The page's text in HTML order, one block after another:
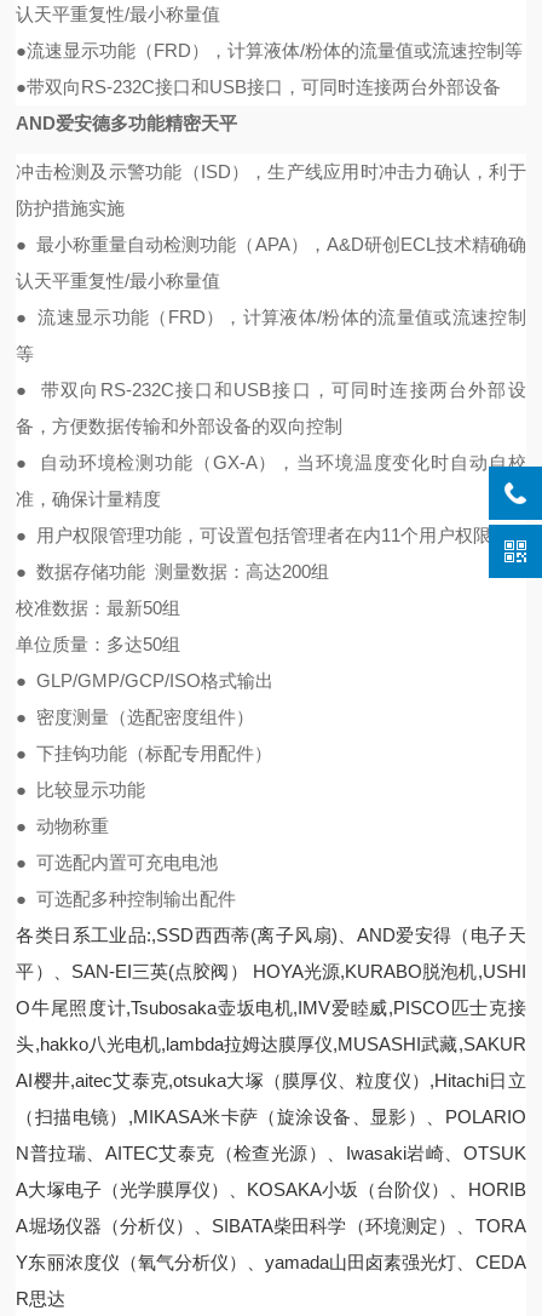
认天平重复性/最小称量值
●流速显示功能（FRD），计算液体/粉体的流量值或流速控制等
●带双向RS-232C接口和USB接口，可同时连接两台外部设备
AND爱安德多功能精密天平
冲击检测及示警功能（ISD），生产线应用时冲击力确认，利于
防护措施实施
● 最小称重量自动检测功能（APA），A&D研创ECL技术精确确
认天平重复性/最小称量值
● 流速显示功能（FRD），计算液体/粉体的流量值或流速控制
等
● 带双向RS-232C接口和USB接口，可同时连接两台外部设
备，方便数据传输和外部设备的双向控制
● 自动环境检测功能（GX-A），当环境温度变化时自动自校
准，确保计量精度
● 用户权限管理功能，可设置包括管理者在内11个用户权限
● 数据存储功能 测量数据：高达200组
校准数据：最新50组
单位质量：多达50组
● GLP/GMP/GCP/ISO格式输出
● 密度测量（选配密度组件）
● 下挂钩功能（标配专用配件）
● 比较显示功能
● 动物称重
● 可选配内置可充电电池
● 可选配多种控制输出配件
各类日系工业品:,SSD西西蒂(离子风扇)、AND爱安得（电子天
平）、SAN-EI三英(点胶阀） HOYA光源,KURABO脱泡机,USHI
O牛尾照度计,Tsubosaka壶坂电机,IMV爱睦威,PISCO匹士克接
头,hakko八光电机,lambda拉姆达膜厚仪,MUSASHI武藏,SAKUR
AI樱井,aitec艾泰克,otsuka大塚（膜厚仪、粒度仪）,Hitachi日立
（扫描电镜）,MIKASA米卡萨（旋涂设备、显影）、POLARIO
N普拉瑞、AITEC艾泰克（检查光源）、Iwasaki岩崎、OTSUK
A大塚电子（光学膜厚仪）、KOSAKA小坂（台阶仪）、HORIB
A堀场仪器（分析仪）、SIBATA柴田科学（环境测定）、TORA
Y东丽浓度仪（氧气分析仪）、yamada山田卤素强光灯、CEDA
R思达